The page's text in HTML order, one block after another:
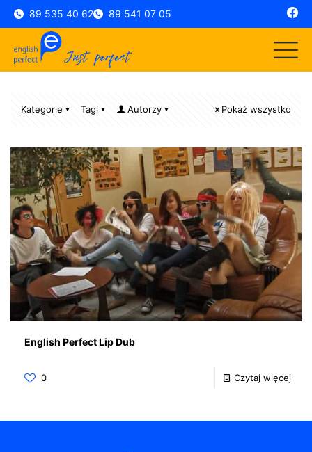
89 535 40 62 89 541 07 05
Kategorie Tagi Autorzy Pokaż wszystko
English Perfect Lip Dub
0 Czytaj więcej